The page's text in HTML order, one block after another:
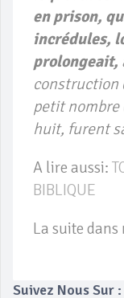
en prison,
incrédules,
prolongeait,
construction
petit nombre
huit, furent
A lire aussi:
BIBLIQUE
La suite
Suivez Nous Sur :